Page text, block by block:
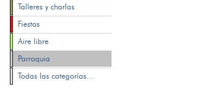
Talleres y charlas
Fiestas
Aire libre
Parroquia
Todas las categorías...